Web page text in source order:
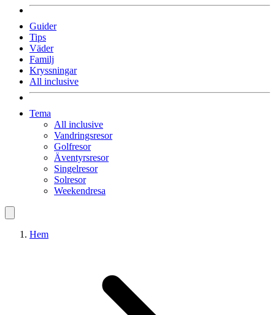
Guider
Tips
Väder
Familj
Kryssningar
All inclusive
Tema
All inclusive
Vandringsresor
Golfresor
Äventyrsresor
Singelresor
Solresor
Weekendresa
Hem